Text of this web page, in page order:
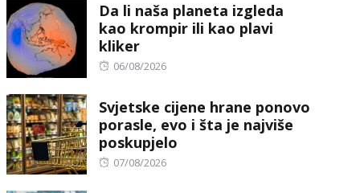
Da li naša planeta izgleda
kao krompir ili kao plavi
kliker
Posted
06/08/2026
Svjetske cijene hrane ponovo
porasle, evo i šta je najviše
poskupjelo
Posted
07/08/2026